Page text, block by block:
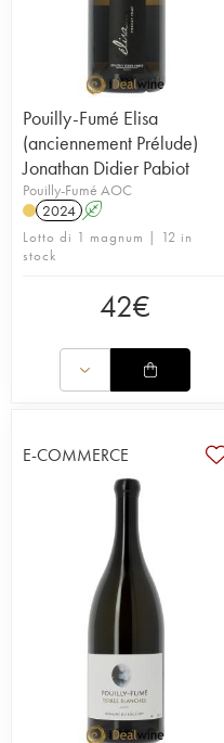
Pouilly-Fumé Elisa
(anciennement Prélude)
Jonathan Didier Pabiot
Pouilly-Fumé AOC
2024 A
Lotto di 1 magnum | 12 in
stock
42€
E-COMMERCE